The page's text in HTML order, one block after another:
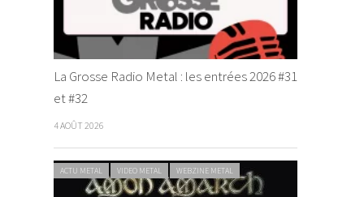
La Grosse Radio Metal : les entrées 2026 #31
et #32
4 AOÛT 2026
ACTU METAL VIDEO METAL WEBZINE METAL